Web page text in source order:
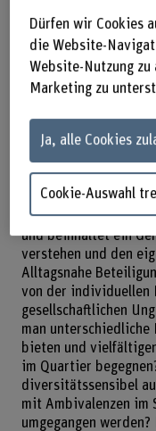
mit
von Care and
18.03.2024,
Departement
Hallerstrasse
Ein gelingendes
baut auf
und beinhaltet ein
verstehen und den
Alltagsnahe
von der individuellen
gesellschaftlichen
man
bieten und
im Quartier
diversitätssensibel
mit Ambivalenzen im
umgegangen
Dürfen wir Cookies
die Website-
Website-Nutzung zu
Marketing zu
Ja, alle Cookies
Cookie-Auswahl